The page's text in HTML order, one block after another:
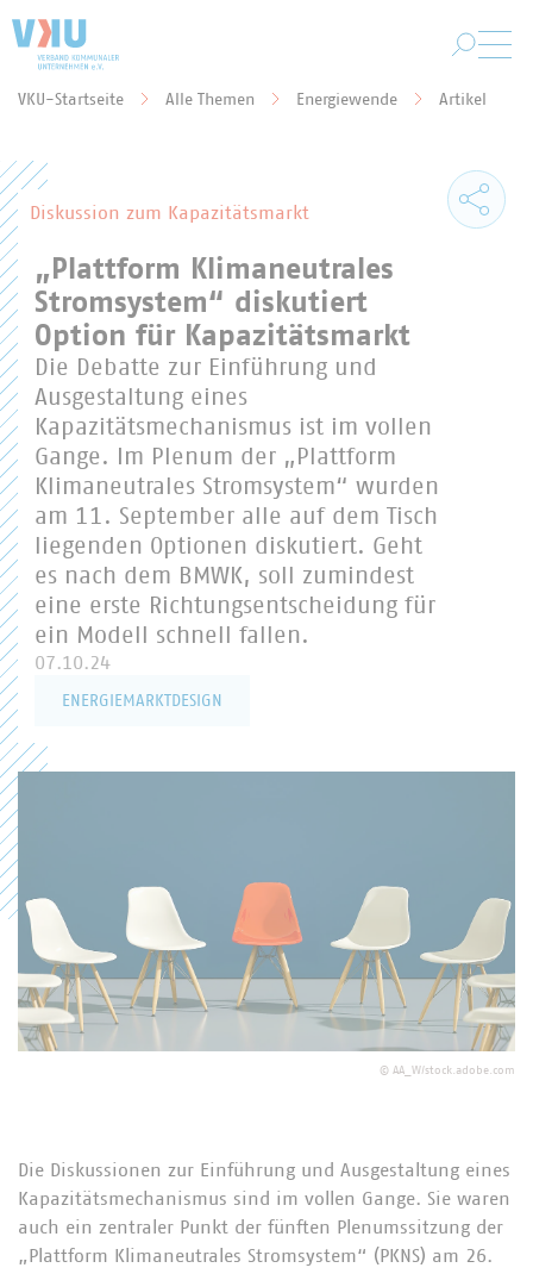
VKU-Startseite Alle Themen Energiewende Artikel
Diskussion zum Kapazitätsmarkt
„Plattform Klimaneutrales
Stromsystem“ diskutiert
Option für Kapazitätsmarkt
Die Debatte zur Einführung und
Ausgestaltung eines
Kapazitätsmechanismus ist im vollen
Gange. Im Plenum der „Plattform
Klimaneutrales Stromsystem“ wurden
am 11. September alle auf dem Tisch
liegenden Optionen diskutiert. Geht
es nach dem BMWK, soll zumindest
eine erste Richtungsentscheidung für
ein Modell schnell fallen.
07.10.24
ENERGIEMARKTDESIGN
© AA_W/stock.adobe.com
Die Diskussionen zur Einführung und Ausgestaltung eines
Kapazitätsmechanismus sind im vollen Gange. Sie waren
auch ein zentraler Punkt der fünften Plenumssitzung der
„Plattform Klimaneutrales Stromsystem“ (PKNS) am 26.